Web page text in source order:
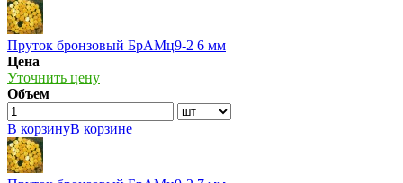
Пруток бронзовый БрАМц9-2 6 мм
Цена
Уточнить цену
Объем
В корзинуВ корзине